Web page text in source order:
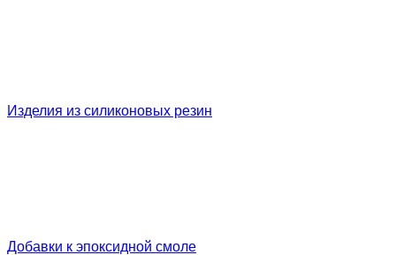
Изделия из силиконовых резин
Добавки к эпоксидной смоле